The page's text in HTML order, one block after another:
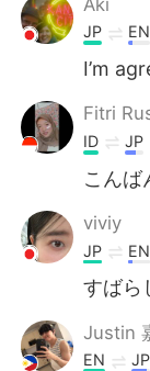
JP EN
I’m
Fitri
ID JP
こんば
viviy
JP EN
すばら
Justin
EN JP